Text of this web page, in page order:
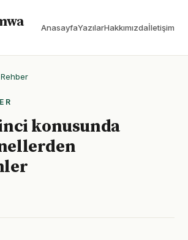
AnasayfaYazılarHakkımızdaİletişim
konusunda